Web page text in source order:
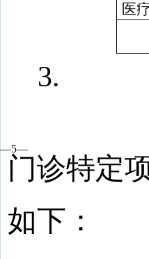
医
3.
—5—
门诊特定
如下：